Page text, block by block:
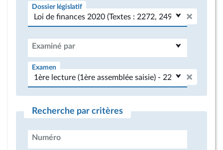
Dossier législatif
Examiné par
Examen
Recherche par critères
Numéro